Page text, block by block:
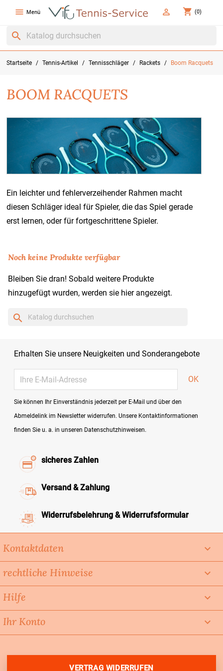
 Menü shopping_cart (0)

search
Startseite Tennis-Artikel Tennisschläger Rackets Boom Racquets
BOOM RACQUETS
Ein leichter und fehlerverzeihender Rahmen macht
diesen Schläger ideal für Spieler, die das Spiel gerade
erst lernen, oder für fortgeschrittene Spieler.
Noch keine Produkte verfügbar
Bleiben Sie dran! Sobald weitere Produkte
hinzugefügt wurden, werden sie hier angezeigt.
search
Erhalten Sie unsere Neuigkeiten und Sonderangebote
Sie können Ihr Einverständnis jederzeit per E-Mail und über den
Abmeldelink im Newsletter widerrufen. Unsere Kontaktinformationen
finden Sie u. a. in unseren Datenschutzhinweisen.
sicheres Zahlen
Versand & Zahlung
Widerrufsbelehrung & Widerrufsformular
Kontaktdaten keyboard_arrow_down
rechtliche Hinweise 
Hilfe 
Ihr Konto 
VERTRAG WIDERRUFEN